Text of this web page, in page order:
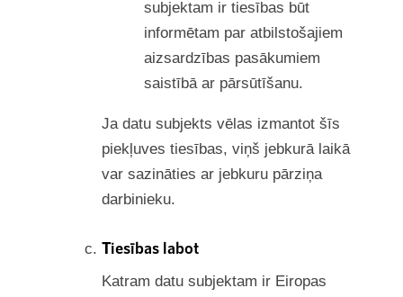
subjektam ir tiesības būt
informētam par atbilstošajiem
aizsardzības pasākumiem
saistībā ar pārsūtīšanu.
Ja datu subjekts vēlas izmantot šīs
piekļuves tiesības, viņš jebkurā laikā
var sazināties ar jebkuru pārziņa
darbinieku.
Tiesības labot
Katram datu subjektam ir Eiropas